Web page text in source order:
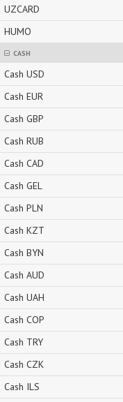
UZCARD
HUMO
CASH
Cash USD
Cash EUR
Cash GBP
Cash RUB
Cash CAD
Cash GEL
Cash PLN
Cash KZT
Cash BYN
Cash AUD
Cash UAH
Cash COP
Cash TRY
Cash CZK
Cash ILS